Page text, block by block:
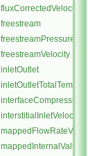
fluxCorrectedVelocity
freestream
freestreamPressure
freestreamVelocity
inletOutlet
interfaceCompression
interstitialInletVelocity
mappedInternalValue